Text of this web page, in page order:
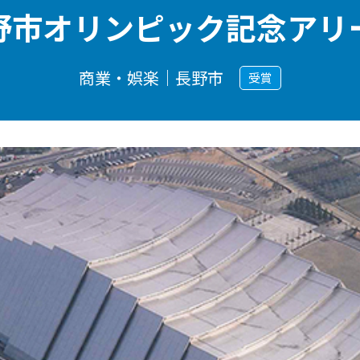
市オリンピック記念アリ
商業・娯楽｜長野市 受賞